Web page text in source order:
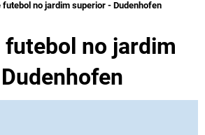
Български
futebol no jardim superior - Dudenhofen
futebol no jardim